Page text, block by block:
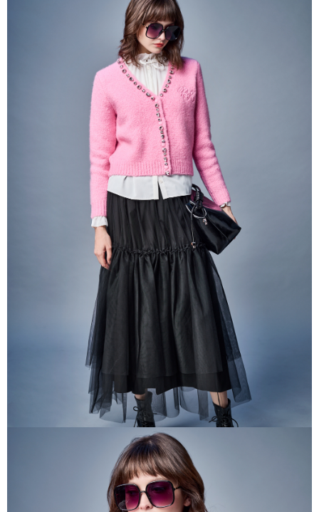
帳／街口支付／iPASS MONEY」等通路繳費。
1.本服務係由「台灣大哥大股份有限公司」（以下簡稱本公司）所提供，讓
用戶於交易時，得透過本服務購買商品或服務，並由商店將買賣／分期付款
買賣價金債權讓與本公司後，依約使用本公司帳單繳交帳款。
2.基於同意付款使用「大哥付你分期」之契約關係目的，商店將以您的個人
資料（包含姓名、電話或地址）提供予台灣大哥大進項蒐集、處理及利用，
由本公司與您本人進行分期帳單所需資料之確認、核對及更正。
3.完整用戶服務條款，請詳閱以下連結：https://oppay.tw/userRule
每筆NT$60，滿NT$1,000(含以上)免運費
每筆NT$60，滿NT$1,000(含以上)免運費
每筆NT$80，滿NT$1,000(含以上)免運費